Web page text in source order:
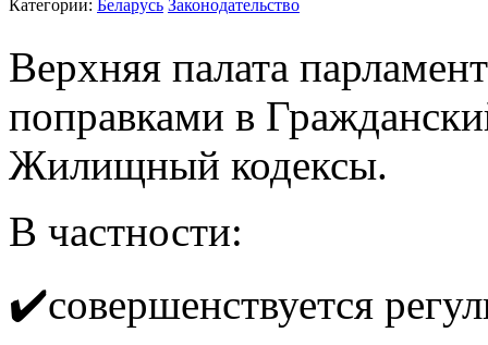
Категории: Беларусь Законодательство
Верхняя палата
поправками в
Жилищный кодексы.
В частности:
✔️совершенствуется